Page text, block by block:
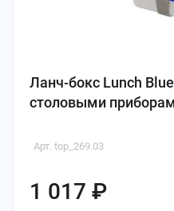
Ланч-бокс Lunch
столовыми
Арт. top_269.03
1 017 ₽